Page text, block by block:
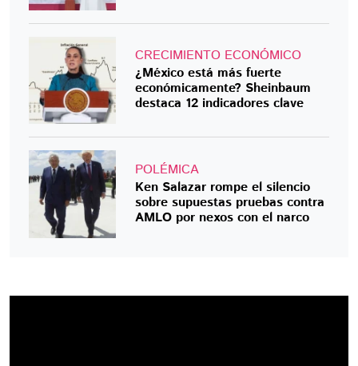
CRECIMIENTO ECONÓMICO
¿México está más fuerte
económicamente? Sheinbaum
destaca 12 indicadores clave
POLÉMICA
Ken Salazar rompe el silencio
sobre supuestas pruebas contra
AMLO por nexos con el narco